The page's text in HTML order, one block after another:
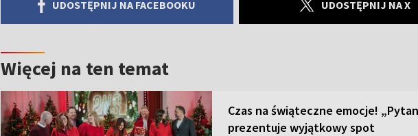
UDOSTĘPNIJ NA FACEBOOKU UDOSTĘPNIJ NA X
Więcej na ten temat
Czas na świąteczne emocje!
prezentuje wyjątkowy spot